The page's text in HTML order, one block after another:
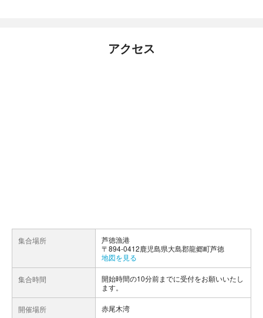
アクセス
集合場所
芦徳漁港
〒894-0412鹿児島県大島郡龍郷町芦徳
地図を見る
集合時間
開始時間の10分前までに受付をお願いいたし
ます。
開催場所 赤尾木湾